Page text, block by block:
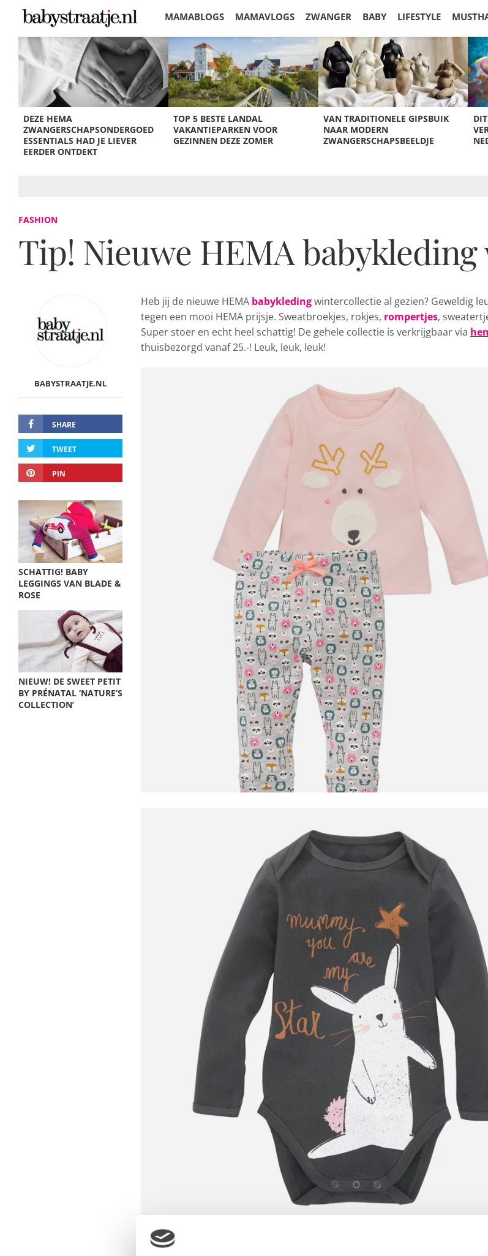
MAMABLOGS MAMAVLOGS ZWANGER BABY LIFESTYLE
KORTINGEN
DEZE HEMA
ZWANGERSCHAPSONDERGOED
ESSENTIALS HAD JE LIEVER
EERDER ONTDEKT
TOP 5 BESTE LANDAL
VAKANTIEPARKEN VOOR
GEZINNEN DEZE ZOMER
VAN TRADITIONELE GIPSBUIK
NAAR MODERN
ZWANGERSCHAPSBEELDJE
FASHION
Tip! Nieuwe HEMA
BABYSTRAATJE.NL
SHARE
TWEET
PIN
SCHATTIG! BABY
LEGGINGS VAN BLADE &
ROSE
NIEUW! DE SWEET PETIT
BY PRÉNATAL ‘NATURE’S
COLLECTION’
Heb jij de nieuwe HEMA babykledingwintercollectie al gezien? Geweldig
tegen een mooi HEMA prijsje. Sweatbroekjes, rokjes, rompertjes,
Super stoer en echt heel schattig! De gehele collectie is verkrijgbaar via
thuisbezorgd vanaf 25.-! Leuk, leuk, leuk!